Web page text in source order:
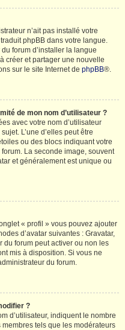
n’ait pas installé votre
phpBB dans votre langue.
forum d’installer la langue
créer et partager une nouvelle
sur le site Internet de phpBB®.
de mon nom d’utilisateur ?
avec votre nom d’utilisateur
L’une d’elles peut être
ou des blocs indiquant votre
La seconde image, souvent
et généralement est unique ou
« profil » vous pouvez ajouter
d’avatar suivantes : Gravatar,
du forum peut activer ou non les
mis à disposition. Si vous ne
du forum.
?
d’utilisateur, indiquent le nombre
tels que les modérateurs